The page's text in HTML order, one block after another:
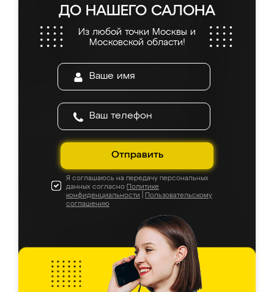
ДО НАШЕГО САЛОНА
Из любой точки Москвы и
Московской области!
Отправить
Я соглашаюсь на передачу персональных
данных согласно Политике
конфиденциальности
Пользовательскому
соглашению